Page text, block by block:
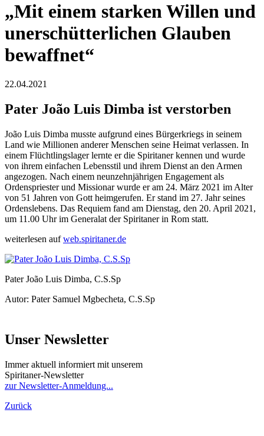
„Mit einem starken Willen und
unerschütterlichen Glauben
bewaffnet“
22.04.2021
Pater João Luis Dimba ist verstorben
João Luis Dimba musste aufgrund eines Bürgerkriegs in seinem
Land wie Millionen anderer Menschen seine Heimat verlassen. In
einem Flüchtlingslager lernte er die Spiritaner kennen und wurde
von ihrem einfachen Lebensstil und ihrem Dienst an den Armen
angezogen. Nach einem neunzehnjährigen Engagement als
Ordenspriester und Missionar wurde er am 24. März 2021 im Alter
von 51 Jahren von Gott heimgerufen. Er stand im 27. Jahr seines
Ordenslebens. Das Requiem fand am Dienstag, den 20. April 2021,
um 11.00 Uhr im Generalat der Spiritaner in Rom statt.
weiterlesen aufweb.spiritaner.de
Pater João Luis Dimba, C.S.Sp
Autor: Pater Samuel Mgbecheta, C.S.Sp
Unser Newsletter
Immer aktuell informiert mit unserem
Spiritaner-Newsletter
zur Newsletter-Anmeldung...
Zurück